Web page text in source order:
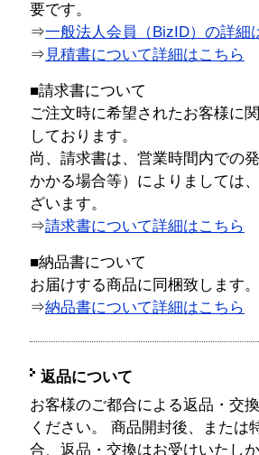
要です。
⇒一般法人会員（BizID）の詳細
⇒ 見積書について詳細はこちら
■請求書について
ご注文時に希望されたお客様に
しております。
尚、請求書は、営業時間内での
かかる場合等）によりましては
ざいます。
⇒請求書について詳細はこちら
■納品書について
お届けする商品に同梱致します。
⇒納品書について詳細はこちら
返品について
お客様のご都合による返品・交
ください。 商品開封後、または
合、返品・交換はお受けいたし